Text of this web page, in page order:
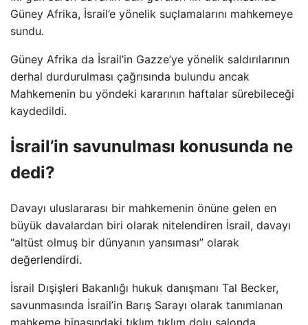
Güney Afrika, İsrail’e yönelik suçlamalarını mahkemeye
sundu.
Güney Afrika da İsrail’in Gazze’ye yönelik saldırılarının
derhal durdurulması çağrısında bulundu ancak
Mahkemenin bu yöndeki kararının haftalar sürebileceği
kaydedildi.
İsrail’in savunulması konusunda ne
dedi?
Davayı uluslararası bir mahkemenin önüne gelen en
büyük davalardan biri olarak nitelendiren İsrail, davayı
“altüst olmuş bir dünyanın yansıması” olarak
değerlendirdi.
İsrail Dışişleri Bakanlığı hukuk danışmanı Tal Becker,
savunmasında İsrail’in Barış Sarayı olarak tanımlanan
mahkeme binasındaki tıklım tıklım dolu salonda